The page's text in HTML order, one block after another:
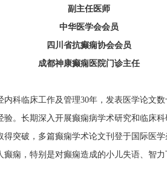
副主任医师
中华医学会会员
四川省抗癫痫协会会员
成都神康癫痫医院门诊主任
科临床工作及管理30年，发表医学论文
。长期深入开展癫痫病学术研究和临床
突破，多篇癫痫学术论文刊登于国际医学
癫痫，特别是对癫痫造成的小儿失语、智